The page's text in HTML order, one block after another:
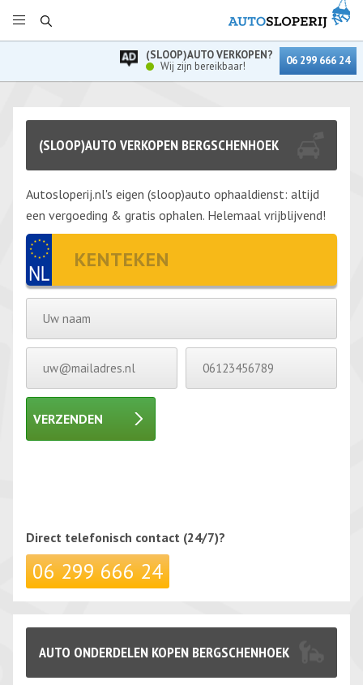
(SLOOP)AUTO VERKOPEN?
Wij zijn bereikbaar!
06 299 666 24
(SLOOP)AUTO VERKOPEN BERGSCHENHOEK
Autosloperij.nl's eigen (sloop)auto ophaaldienst: altijd
een vergoeding & gratis ophalen. Helemaal vrijblijvend!
VERZENDEN
Direct telefonisch contact (24/7)?
06 299 666 24
AUTO ONDERDELEN KOPEN BERGSCHENHOEK